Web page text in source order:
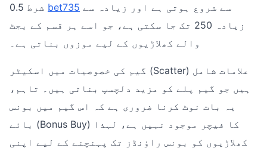
bet735
زیادہ 250 تک جا سکتی ہے، جو اسے ہر قسم کے بجٹ
والے کھلاڑیوں کے لیے موزوں بناتی ہے۔
گیم کی خصوصیات میں اسکیٹر (Scatter) علامات شامل
ہیں جو گیم پلے کو مزید دلچسپ بناتی ہیں۔ تاہم،
یہ بات نوٹ کرنا ضروری ہے کہ اس گیم میں بونس
بائے (Bonus Buy) کا فیچر موجود نہیں ہے، لہذا
کھلاڑیوں کو بونس راؤنڈز تک پہنچنے کے لیے اپنی